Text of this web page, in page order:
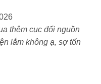
mới. Giảm khả năng
phù hợp khi giặt quần
kiệm điện
thêm cục đổi nguồn
lắm không ạ, sợ tốn